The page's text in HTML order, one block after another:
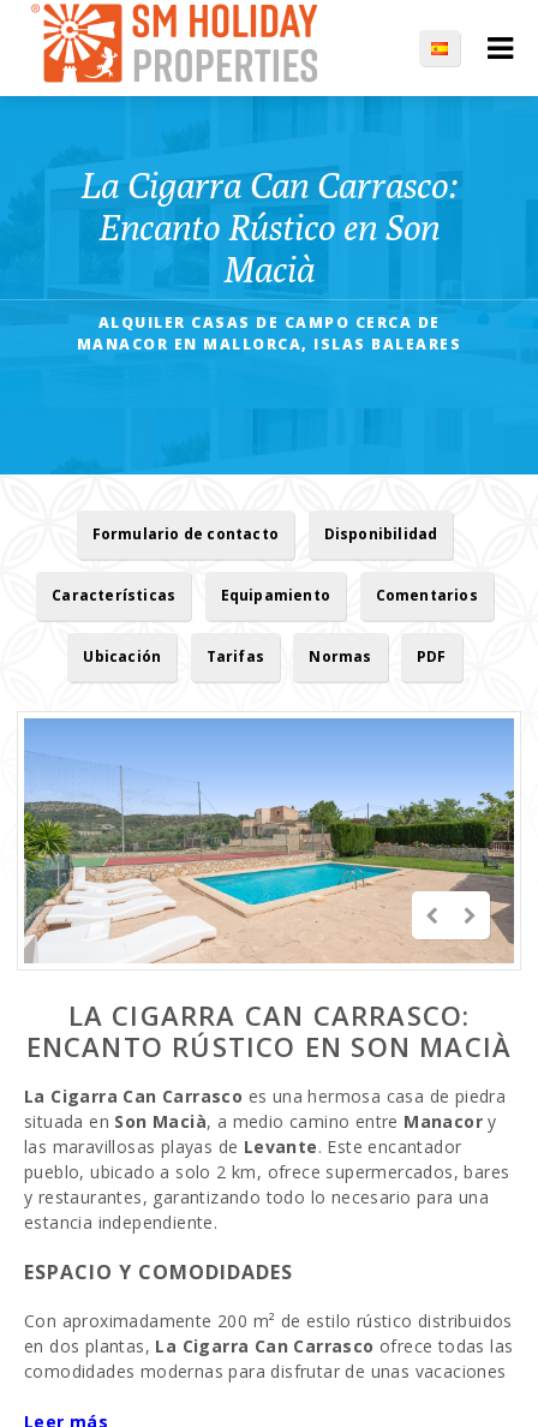
La Cigarra Can Carrasco:
Encanto Rústico en Son
Macià
ALQUILER CASAS DE CAMPO CERCA DE
MANACOR EN MALLORCA, ISLAS BALEARES
Formulario de contacto Disponibilidad
Características Equipamiento Comentarios
Ubicación Tarifas Normas PDF
LA CIGARRA CAN CARRASCO:
ENCANTO RÚSTICO EN SON MACIÀ
La Cigarra Can Carrasco es una hermosa casa de piedra
situada en Son Macià, a medio camino entre Manacor y
las maravillosas playas de Levante. Este encantador
pueblo, ubicado a solo 2 km, ofrece supermercados, bares
y restaurantes, garantizando todo lo necesario para una
estancia independiente.
ESPACIO Y COMODIDADES
Con aproximadamente 200 m² de estilo rústico distribuidos
en dos plantas, La Cigarra Can Carrasco ofrece todas las
comodidades modernas para disfrutar de unas vacaciones
comedor, ideal para ver televisión con canales satelitales
Leer más